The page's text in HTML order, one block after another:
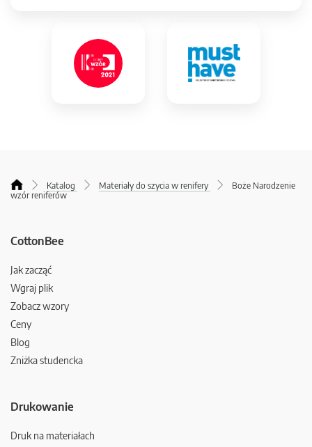
Katalog Materiały do szycia w renifery
Boże Narodzenie
wzór reniferów
CottonBee
Jak zacząć
Wgraj plik
Zobacz wzory
Ceny
Blog
Zniżka studencka
Drukowanie
Druk na materiałach